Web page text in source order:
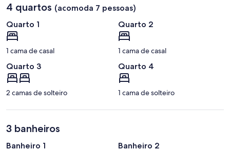
4 quartos (acomoda 7 pessoas)
Quarto 1
1 cama de casal
Quarto 2
1 cama de casal
Quarto 3
2 camas de solteiro
Quarto 4
1 cama de solteiro
3 banheiros
Banheiro 1 Banheiro 2